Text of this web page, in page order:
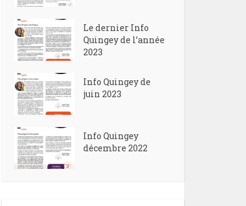
Le dernier Info
Quingey de l’année
2023
Info Quingey de
juin 2023
Info Quingey
décembre 2022